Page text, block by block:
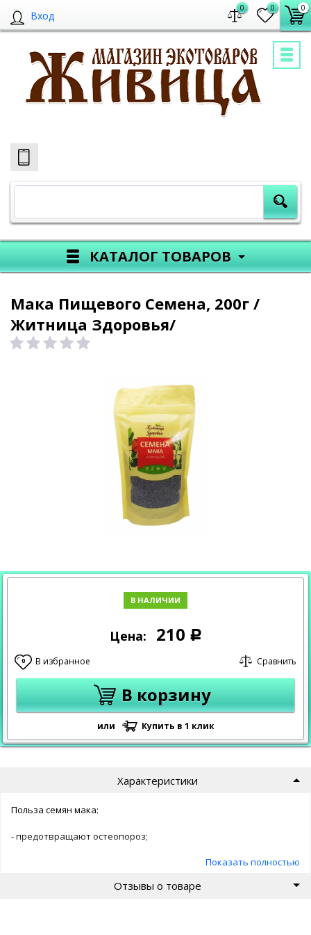
Вход
0 0 0
КАТАЛОГ ТОВАРОВ
Мака Пищевого Семена, 200г /
Житница Здоровья/
В НАЛИЧИИ
Цена: 210 Р
0 В избранное Сравнить
В корзину
или Купить в 1 клик
Характеристики
Польза семян мака:
- предотвращают остеопороз;
- поддерживают правильный состав процессов;
Показать полностью
Отзывы о товаре